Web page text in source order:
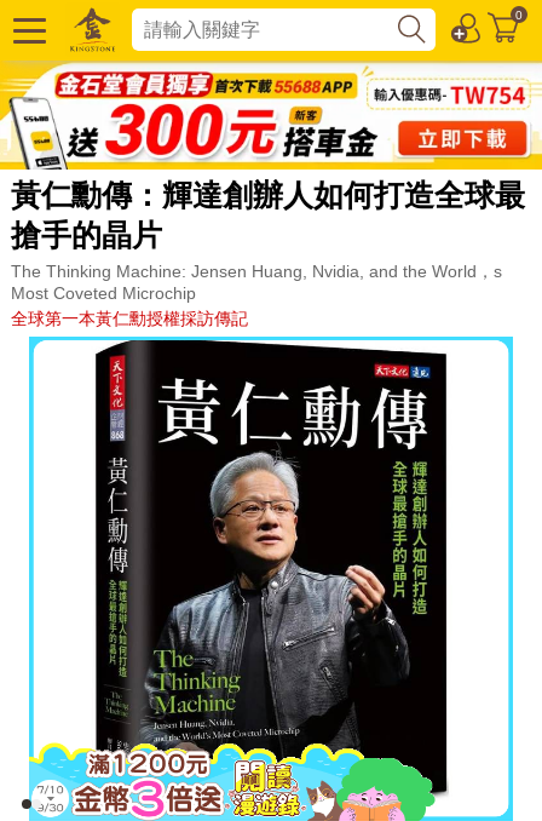
0
黃仁勳傳：輝達創辦人如何打造全球最
搶手的晶片
The Thinking Machine: Jensen Huang, Nvidia, and the World，s
Most Coveted Microchip
全球第一本黃仁勳授權採訪傳記